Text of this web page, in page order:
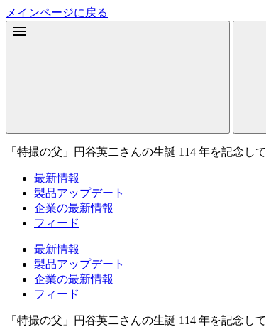
メインページに戻る
「特撮の父」円谷英二さんの生誕 114 年を記念して
最新情報
製品アップデート
企業の最新情報
フィード
最新情報
製品アップデート
企業の最新情報
フィード
「特撮の父」円谷英二さんの生誕 114 年を記念して